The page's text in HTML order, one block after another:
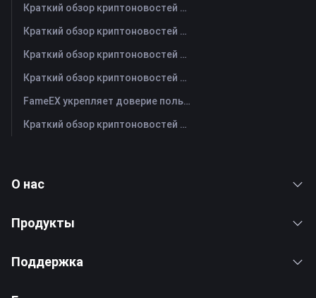
Краткий обзор криптоновостей FameEX за сегодня | 3 августа 2026 г
Краткий обзор криптоновостей FameEX за сегодня | 31 июля 2026 г
Краткий обзор криптоновостей FameEX за сегодня | 30 июля 2026 г
Краткий обзор криптоновостей FameEX за сегодня | 29 июля 2026 г
FameEX укрепляет доверие пользователей благодаря восьми годам стабильной работы и глобальному росту
Краткий обзор криптоновостей FameEX за сегодня | 28 июля 2026 г
О нас
Продукты
Поддержка